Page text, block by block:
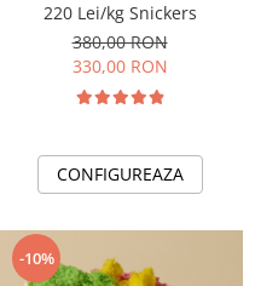
220 Lei/kg Snickers
380,00 RON
330,00 RON
CONFIGUREAZA
-10%